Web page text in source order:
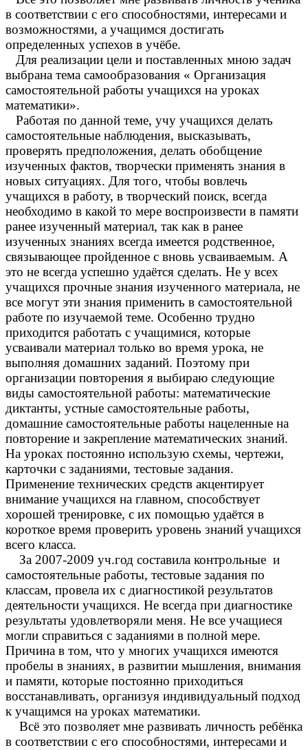
в соответствии с его способностями, интересами и
возможностями, а учащимся достигать
определенных успехов в учёбе.
Для реализации цели и поставленных мною задач
выбрана тема самообразования « Организация
самостоятельной работы учащихся на уроках
математики».
Работая по данной теме, учу учащихся делать
самостоятельные наблюдения, высказывать,
проверять предположения, делать обобщение
изученных фактов, творчески применять знания в
новых ситуациях. Для того, чтобы вовлечь
учащихся в работу, в творческий поиск, всегда
необходимо в какой то мере воспроизвести в памяти
ранее изученный материал, так как в ранее
изученных знаниях всегда имеется родственное,
связывающее пройденное с вновь усваиваемым. А
это не всегда успешно удаётся сделать. Не у всех
учащихся прочные знания изученного материала, не
все могут эти знания применить в самостоятельной
работе по изучаемой теме. Особенно трудно
приходится работать с учащимися, которые
усваивали материал только во время урока, не
выполняя домашних заданий. Поэтому при
организации повторения я выбираю следующие
виды самостоятельной работы: математические
диктанты, устные самостоятельные работы,
домашние самостоятельные работы нацеленные на
повторение и закрепление математических знаний.
На уроках постоянно использую схемы, чертежи,
карточки с заданиями, тестовые задания.
Применение технических средств акцентирует
внимание учащихся на главном, способствует
хорошей тренировке, с их помощью удаётся в
короткое время проверить уровень знаний учащихся
всего класса.
За 2007-2009 уч.год составила контрольные и
самостоятельные работы, тестовые задания по
классам, провела их с диагностикой результатов
деятельности учащихся. Не всегда при диагностике
результаты удовлетворяли меня. Не все учащиеся
могли справиться с заданиями в полной мере.
Причина в том, что у многих учащихся имеются
пробелы в знаниях, в развитии мышления, внимания
и памяти, которые постоянно приходиться
восстанавливать, организуя индивидуальный подход
к учащимся на уроках математики.
Всё это позволяет мне развивать личность ребёнка
в соответствии с его способностями, интересами и